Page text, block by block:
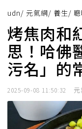
udn/ 元氣網/ 養生/
烤焦肉和
思！哈佛
污名」的
2025-09-08 11:50:32